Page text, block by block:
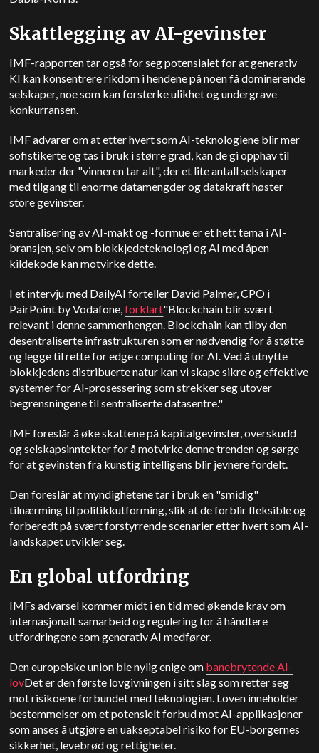
Skattlegging av AI-gevinster
IMF-rapporten tar også for seg potensialet for at generativ
KI kan konsentrere rikdom i hendene på noen få dominerende
selskaper, noe som kan forsterke ulikhet og undergrave
konkurransen.
IMF advarer om at etter hvert som AI-teknologiene blir mer
sofistikerte og tas i bruk i større grad, kan de gi opphav til
markeder der "vinneren tar alt", der et lite antall selskaper
med tilgang til enorme datamengder og datakraft høster
store gevinster.
Sentralisering av AI-makt og -formue er et hett tema i AI-
bransjen, selv om blokkjedeteknologi og AI med åpen
kildekode kan motvirke dette.
I et intervju med DailyAI forteller David Palmer, CPO i
PairPoint by Vodafone,forklart"Blockchain blir svært
relevant i denne sammenhengen. Blockchain kan tilby den
desentraliserte infrastrukturen som er nødvendig for å støtte
og legge til rette for edge computing for AI. Ved å utnytte
blokkjedens distribuerte natur kan vi skape sikre og effektive
systemer for AI-prosessering som strekker seg utover
begrensningene til sentraliserte datasentre."
IMF foreslår å øke skattene på kapitalgevinster, overskudd
og selskapsinntekter for å motvirke denne trenden og sørge
for at gevinsten fra kunstig intelligens blir jevnere fordelt.
Den foreslår at myndighetene tar i bruk en "smidig"
tilnærming til politikkutforming, slik at de forblir fleksible og
forberedt på svært forstyrrende scenarier etter hvert som AI-
landskapet utvikler seg.
En global utfordring
IMFs advarsel kommer midt i en tid med økende krav om
internasjonalt samarbeid og regulering for å håndtere
utfordringene som generativ AI medfører.
Den europeiske union ble nylig enige om banebrytende AI-
lovDet er den første lovgivningen i sitt slag som retter seg
mot risikoene forbundet med teknologien. Loven inneholder
bestemmelser om et potensielt forbud mot AI-applikasjoner
som anses å utgjøre en uakseptabel risiko for EU-borgernes
sikkerhet, levebrød og rettigheter.